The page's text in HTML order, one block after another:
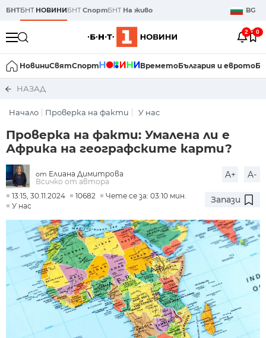
БНТБНТ НОВИНИБНТСпортБНТ На живо BG
2 0
НовиниСвятСпорт ВреметоБългария и еврото
НАЗАД
Начало Проверка на факти У нас
Проверка на факти: Умалена ли е
Африка на географските карти?
от Елиана Димитрова
Всичко от автора
A+ A-
13:15, 30.11.2024 10682
Чете се за: 03:10 мин.
У нас
Запази